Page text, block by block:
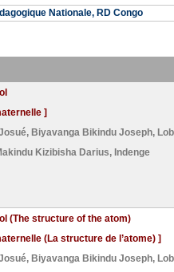
Nationale, RD Congo
]
, Biyavanga Bikindu Joseph,
Kizibisha Darius, Indenge
(The structure of the atom)
(La structure de l’atome) ]
, Biyavanga Bikindu Joseph,